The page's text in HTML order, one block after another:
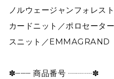
ノルウェージャンフォレス
カードニット／ポロセータ
スニット／EMMAGRAND
✽┈┈┈ 商品番号 ┈┈┈✽